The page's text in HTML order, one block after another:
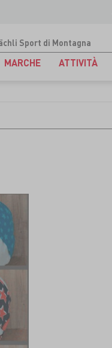
Sport di Montagna
MARCHE ATTIVITÀ